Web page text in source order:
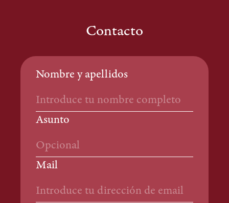
Contacto
Nombre y apellidos
Asunto
Mail